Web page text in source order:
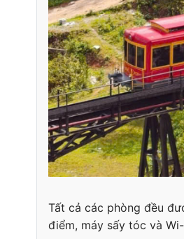
Tất cả các phòng đều
điểm, máy sấy tóc và